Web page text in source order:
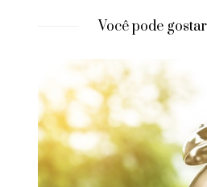
Você pode